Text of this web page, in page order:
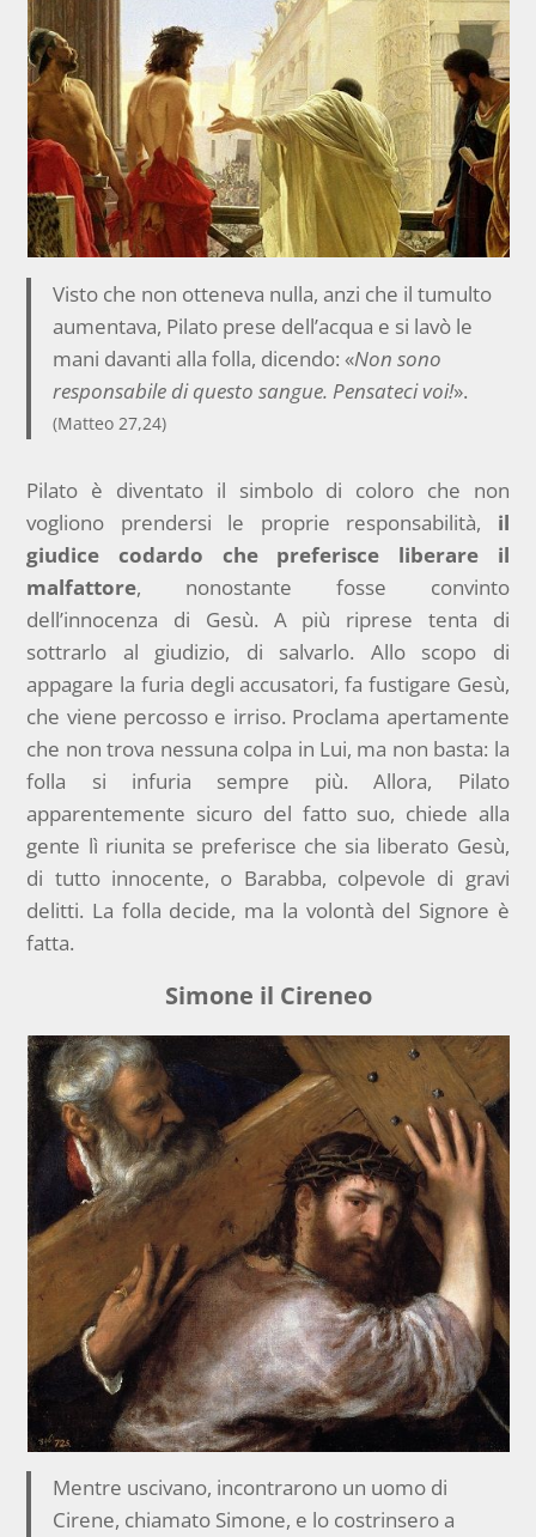
Visto che non otteneva nulla, anzi che il tumulto
aumentava, Pilato prese dell’acqua e si lavò le
mani davanti alla folla, dicendo: «Non sono
responsabile di questo sangue. Pensateci voi!».
(Matteo 27,24)
Pilato è diventato il simbolo di coloro che non
vogliono prendersi le proprie responsabilità, il
giudice codardo che preferisce liberare il
malfattore, nonostante fosse convinto
dell’innocenza di Gesù. A più riprese tenta di
sottrarlo al giudizio, di salvarlo. Allo scopo di
appagare la furia degli accusatori, fa fustigare Gesù,
che viene percosso e irriso. Proclama apertamente
che non trova nessuna colpa in Lui, ma non basta: la
folla si infuria sempre più. Allora, Pilato
apparentemente sicuro del fatto suo, chiede alla
gente lì riunita se preferisce che sia liberato Gesù,
di tutto innocente, o Barabba, colpevole di gravi
delitti. La folla decide, ma la volontà del Signore è
fatta.
Simone il Cireneo
Mentre uscivano, incontrarono un uomo di
Cirene, chiamato Simone, e lo costrinsero a